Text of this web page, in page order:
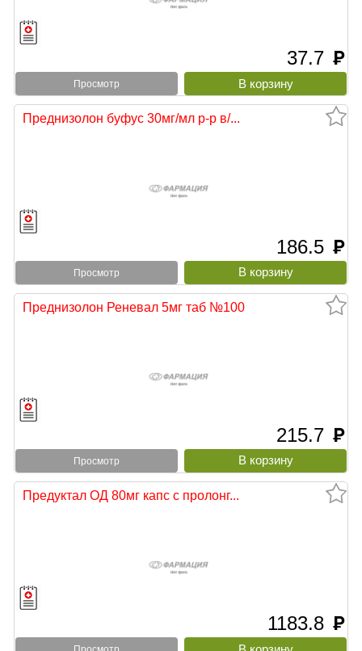
37.7 руб
Просмотр
Преднизолон буфус 30мг/мл р-р в/...
186.5 руб
Просмотр
Преднизолон Реневал 5мг таб №100
215.7 руб
Просмотр
Предуктал ОД 80мг капс с пролонг...
1183.8 руб